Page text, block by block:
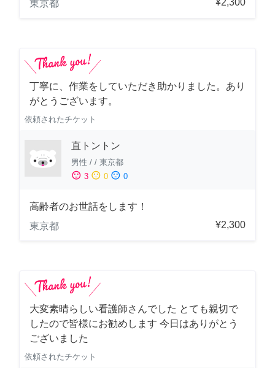
東京都
丁寧に、作業をしていただき助かりました。あり
がとうございます。
依頼されたチケット
直トントン
男性 / / 東京都
sentiment_satisfied 3 sentiment_neutral 0 sentiment_dissatisfied 0
高齢者のお世話をします！
東京都
¥2,300
大変素晴らしい看護師さんでした とても親切で
したので皆様にお勧めします 今日はありがとう
ございました
依頼されたチケット